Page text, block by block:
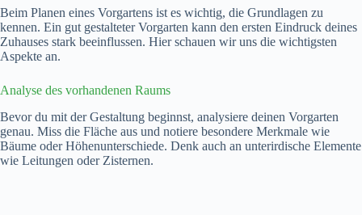
Beim Planen eines Vorgartens ist es wichtig, die Grundlagen zu
kennen. Ein gut gestalteter Vorgarten kann den ersten Eindruck deines
Zuhauses stark beeinflussen. Hier schauen wir uns die wichtigsten
Aspekte an.
Analyse des vorhandenen Raums
Bevor du mit der Gestaltung beginnst, analysiere deinen Vorgarten
genau. Miss die Fläche aus und notiere besondere Merkmale wie
Bäume oder Höhenunterschiede. Denk auch an unterirdische Elemente
wie Leitungen oder Zisternen.